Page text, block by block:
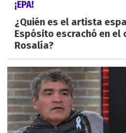
¡EPA!
¿Quién es el artista
Espósito escrachó en el
Rosalía?